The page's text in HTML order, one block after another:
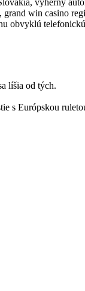
win casino
obvyklú
líšia od tých.
s Európskou